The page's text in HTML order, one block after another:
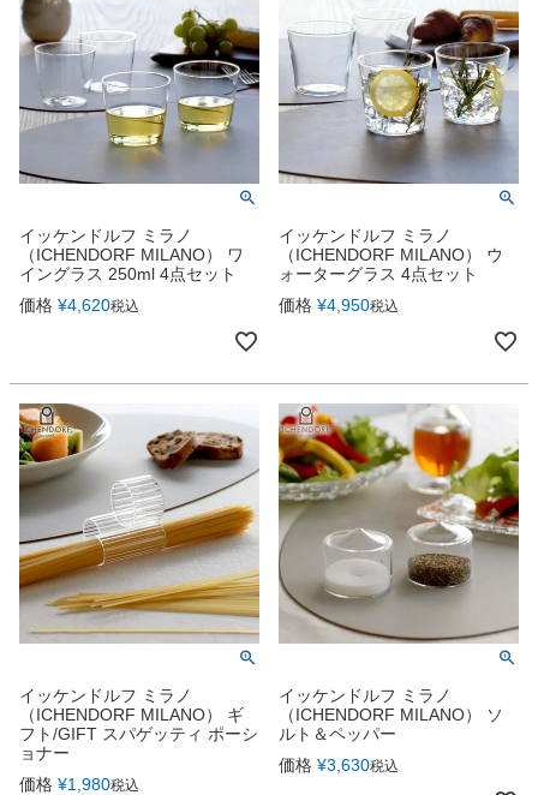
イッケンドルフ ミラノ
（ICHENDORF MILANO） ワ
イングラス 250ml 4点セット
価格 ¥4,620税込
イッケンドルフ ミラノ
（ICHENDORF MILANO） ウ
ォーターグラス 4点セット
価格 ¥4,950税込
イッケンドルフ ミラノ
（ICHENDORF MILANO） ギ
フト/GIFT スパゲッティ ポーシ
ョナー
価格 ¥1,980税込
イッケンドルフ ミラノ
（ICHENDORF MILANO） ソ
ルト＆ペッパー
価格 ¥3,630税込